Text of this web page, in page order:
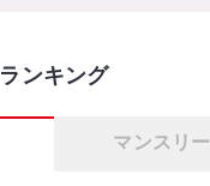
ランキング
マンスリー